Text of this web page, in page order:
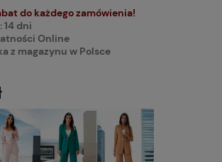
do każdego zamówienia!
14 dni
Online
z magazynu w Polsce